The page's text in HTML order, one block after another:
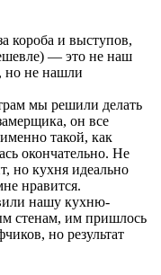
короба и выступов,
— это не наш
но не нашли
мы решили делать
он все
такой, как
окончательно. Не
но кухня идеально
нравится.
нашу кухню-
стенам, им пришлось
но результат